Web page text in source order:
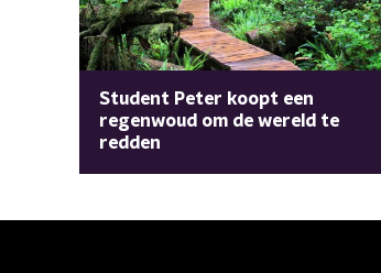
Student Peter koopt een
regenwoud om de wereld te
redden